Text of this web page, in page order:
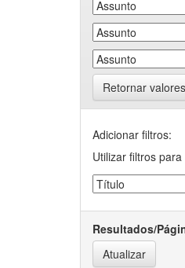
Retornar valores
Adicionar filtros:
Utilizar filtros
Resultados/